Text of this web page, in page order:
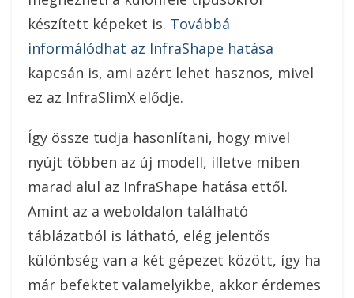
készített képeket is. Továbbá
informálódhat az InfraShape hatása
kapcsán is, ami azért lehet hasznos, mivel
ez az InfraSlimX elődje.
Így össze tudja hasonlítani, hogy mivel
nyújt többen az új modell, illetve miben
marad alul az InfraShape hatása ettől.
Amint az a weboldalon található
táblázatból is látható, elég jelentős
különbség van a két gépezet között, így ha
már befektet valamelyikbe, akkor érdemes